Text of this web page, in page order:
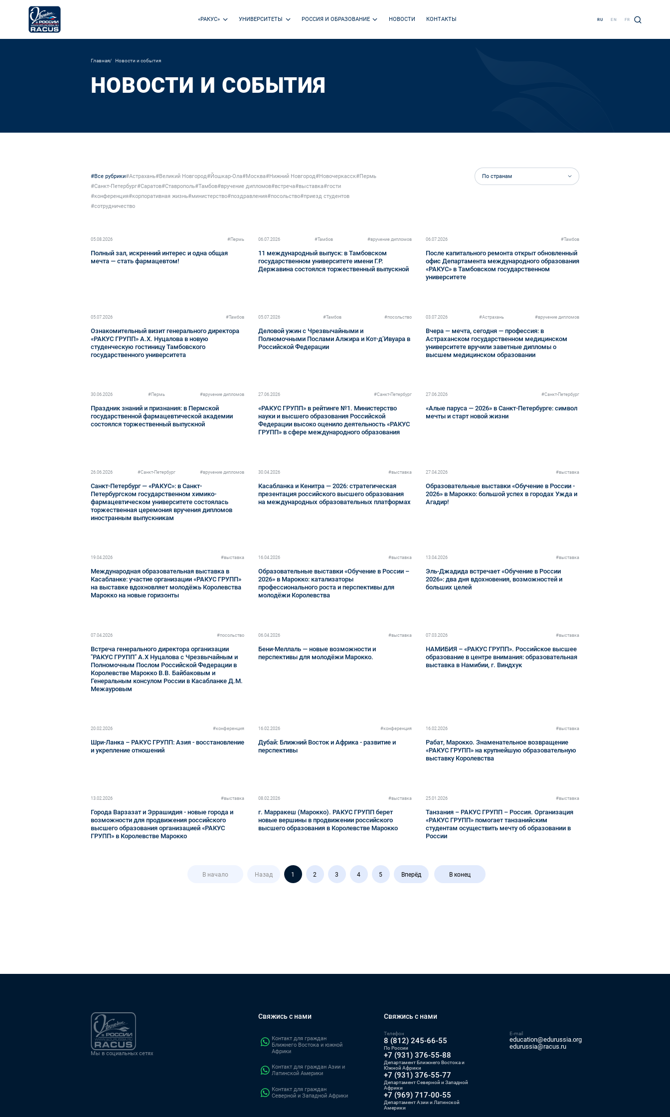
«РАКУС» УНИВЕРСИТЕТЫ РОССИЯ И ОБРАЗОВАНИЕ НОВОСТИ КОНТАКТЫ RU EN FR
Главная Новости и события
НОВОСТИ И СОБЫТИЯ
#Все рубрики#Астрахань#Великий Новгород#Йошкар-Ола#Москва#Нижний Новгород#Новочеркасск#Пермь
#Санкт-Петербург#Саратов#Ставрополь#Тамбов#вручение дипломов#встреча#выставка#гости
#конференция#корпоративная жизнь#министерство#поздравления#посольство#приезд студентов
#сотрудничество
05.08.2026 #Пермь
Полный зал, искренний интерес и одна общая
мечта — стать фармацевтом!
06.07.2026 #Тамбов #вручение дипломов
11 международный выпуск: в Тамбовском
государственном университете имени Г.Р.
Державина состоялся торжественный выпускной
06.07.2026 #Тамбов
После капитального ремонта открыт обновленный
офис Департамента международного образования
«РАКУС» в Тамбовском государственном
университете
05.07.2026 #Тамбов
Ознакомительный визит генерального директора
«РАКУС ГРУПП» А.Х. Нуцалова в новую
студенческую гостиницу Тамбовского
государственного университета
05.07.2026 #Тамбов #посольство
Деловой ужин с Чрезвычайными и
Полномочными Послами Алжира и Кот-д’Ивуара в
Российской Федерации
03.07.2026 #Астрахань #вручение дипломов
Вчера — мечта, сегодня — профессия: в
Астраханском государственном медицинском
университете вручили заветные дипломы о
высшем медицинском образовании
30.06.2026 #Пермь #вручение дипломов
Праздник знаний и признания: в Пермской
государственной фармацевтической академии
состоялся торжественный выпускной
27.06.2026 #Санкт-Петербург
«РАКУС ГРУПП» в рейтинге №1. Министерство
науки и высшего образования Российской
Федерации высоко оценило деятельность «РАКУС
ГРУПП» в сфере международного образования
27.06.2026 #Санкт-Петербург
«Алые паруса — 2026» в Санкт-Петербурге: символ
мечты и старт новой жизни
26.06.2026 #Санкт-Петербург #вручение дипломов
Санкт-Петербург — «РАКУС»: в Санкт-
Петербургском государственном химико-
фармацевтическом университете состоялась
торжественная церемония вручения дипломов
иностранным выпускникам
30.04.2026 #выставка
Касабланка и Кенитра — 2026: стратегическая
презентация российского высшего образования
на международных образовательных платформах
27.04.2026 #выставка
Образовательные выставки «Обучение в России -
2026» в Марокко: большой успех в городах Ужда и
Агадир!
19.04.2026 #выставка
Международная образовательная выставка в
Касабланке: участие организации «РАКУС ГРУПП»
на выставке вдохновляет молодёжь Королевства
Марокко на новые горизонты
16.04.2026 #выставка
Образовательные выставки «Обучение в России –
2026» в Марокко: катализаторы
профессионального роста и перспективы для
молодёжи Королевства
13.04.2026 #выставка
Эль-Джадида встречает «Обучение в России
2026»: два дня вдохновения, возможностей и
больших целей
07.04.2026 #посольство
Встреча генерального директора организации
"РАКУС ГРУПП" А.Х Нуцалова с Чрезвычайным и
Полномочным Послом Российской Федерации в
Королевстве Марокко В.В. Байбаковым и
Генеральным консулом России в Касабланке Д.М.
Межауровым
06.04.2026 #выставка
Бени-Меллаль — новые возможности и
перспективы для молодёжи Марокко.
07.03.2026 #выставка
НАМИБИЯ – «РАКУС ГРУПП». Российское высшее
образование в центре внимания: образовательная
выставка в Намибии, г. Виндхук
20.02.2026 #конференция
Шри-Ланка – РАКУС ГРУПП: Азия - восстановление
и укрепление отношений
16.02.2026 #конференция
Дубай: Ближний Восток и Африка - развитие и
перспективы
16.02.2026 #выставка
Рабат, Марокко. Знаменательное возвращение
«РАКУС ГРУПП» на крупнейшую образовательную
выставку Королевства
13.02.2026 #выставка
Города Варзазат и Эррашидия - новые города и
возможности для продвижения российского
высшего образования организацией «РАКУС
ГРУПП» в Королевстве Марокко
08.02.2026 #выставка
г. Марракеш (Марокко). РАКУС ГРУПП берет
новые вершины в продвижении российского
высшего образования в Королевстве Марокко
25.01.2026 #выставка
Танзания – РАКУС ГРУПП – Россия. Организация
«РАКУС ГРУПП» помогает танзанийским
студентам осуществить мечту об образовании в
России
В начало Назад 1 2 3 4 5 Вперёд В конец
Мы в социальных сетях
Свяжись с нами
Контакт для граждан
Ближнего Востока и южной
Африки
Контакт для граждан Азии и
Латинской Америки
Контакт для граждан
Северной и Западной Африки
Свяжись с нами
Телефон
8 (812) 245-66-55
По России
+7 (931) 376-55-88
Департамент Ближнего Востока и
Южной Африки
+7 (931) 376-55-77
Департамент Северной и Западной
Африки
+7 (969) 717-00-55
Департамент Азии и Латинской
Америки
E-mail
education@edurussia.org
edurussia@racus.ru